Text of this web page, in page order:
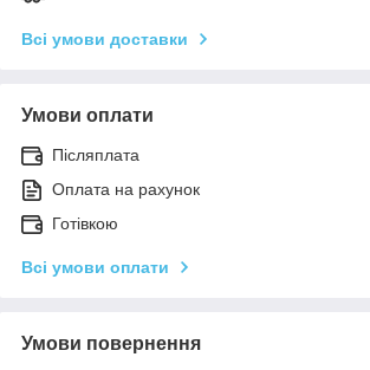
Всі умови доставки
Умови оплати
Післяплата
Оплата на рахунок
Готівкою
Всі умови оплати
Умови повернення